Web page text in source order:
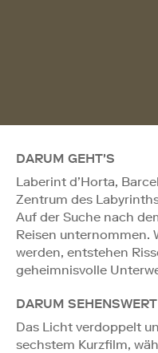
DARUM GEHT'S
Laberint d’Horta,
Zentrum des
Auf der Suche nach
Reisen unternommen.
werden, entstehen
geheimnisvolle
DARUM SEHENSWERT
Das Licht verdoppelt
sechstem Kurzfilm,